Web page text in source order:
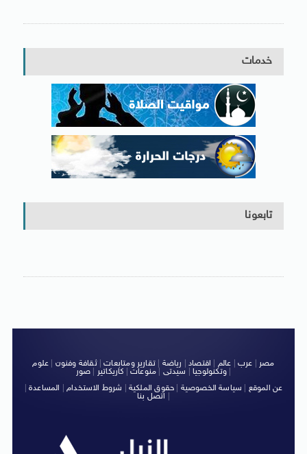
خدمات
تابعونا
مصر عرب عالم اقتصاد رياضة |تقارير ومتابعات|ثقافة وفنون
علوم
وتكنولوجيا| سيدتى منوعات كاريكاتير صور
|
عن الموقع
سياسة الخصوصية حقوق الملكية شروط الاستخدام| المساعدة|
اتصل بنا